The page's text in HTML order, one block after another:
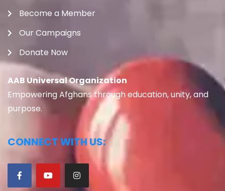
Become a Member
Our Campaigns
Donate Now
AAB Universal Organization
Empowering Afghans through education, unity, and
purpose.
CONNECT WITH US: